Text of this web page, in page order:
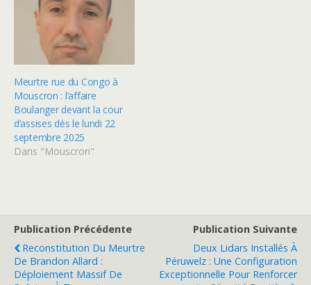
Meurtre rue du Congo à
Mouscron : l’affaire
Boulanger devant la cour
d’assises dès le lundi 22
septembre 2025
Dans "Mouscron"
Publication Précédente
Reconstitution Du Meurtre
De Brandon Allard :
Déploiement Massif De
Publication Suivante
Deux Lidars Installés À
Péruwelz : Une Configuration
Exceptionnelle Pour Renforcer